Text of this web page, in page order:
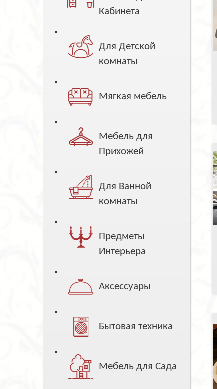
Кабинета
Для Детской
комнаты
Мягкая мебель
Мебель для
Прихожей
Для Ванной
комнаты
Предметы
Интерьера
Аксессуары
Бытовая техника
Мебель для Сада